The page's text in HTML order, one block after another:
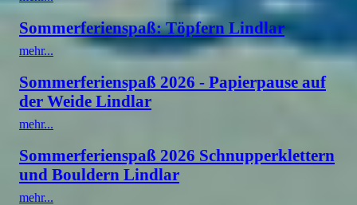
Sommerferienspaß: Töpfern Lindlar
mehr...
Sommerferienspaß 2026 - Papierpause auf
der Weide Lindlar
mehr...
Sommerferienspaß 2026 Schnupperklettern
und Bouldern Lindlar
mehr...